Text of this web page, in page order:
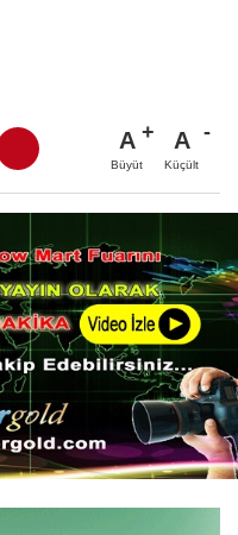
A
Büyüt
A
Küçült